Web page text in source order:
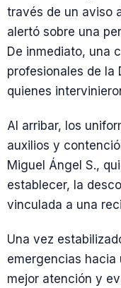
través de un aviso
alertó sobre una
De inmediato, una
profesionales de la
quienes
Al arribar, los
auxilios y
Miguel Ángel S.,
establecer, la
vinculada a una
Una vez
emergencias hacia
mejor atención y